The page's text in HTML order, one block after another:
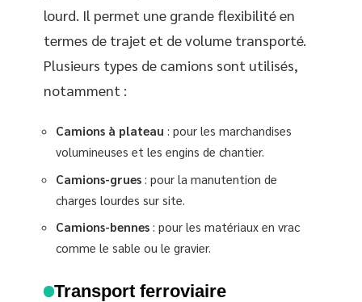
lourd. Il permet une grande flexibilité en
termes de trajet et de volume transporté.
Plusieurs types de camions sont utilisés,
notamment :
Camions à plateau : pour les marchandises
volumineuses et les engins de chantier.
Camions-grues : pour la manutention de
charges lourdes sur site.
Camions-bennes : pour les matériaux en vrac
comme le sable ou le gravier.
Transport ferroviaire